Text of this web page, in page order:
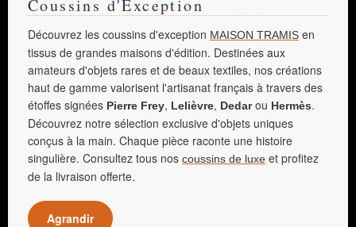
Coussins d'Exception
Découvrez les coussins d'exception MAISON TRAMIS en
tissus de grandes maisons d'édition. Destinées aux
amateurs d'objets rares et de beaux textiles, nos créations
haut de gamme valorisent l'artisanat français à travers des
étoffes signées Pierre Frey, Lelièvre, Dedarou Hermès.
Découvrez notre sélection exclusive d'objets uniques
conçus à la main. Chaque pièce raconte une histoire
singulière. Consultez tous nos coussins de luxe et profitez
de la livraison offerte.
Agrandir